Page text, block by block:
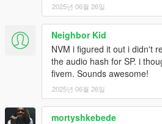
2025년 06월 26일
Neighbor Kid
NVM i figured it out i didn't
the audio hash for SP. i
fivem. Sounds awesome!
2025년 06월 26일
mortyshkebede